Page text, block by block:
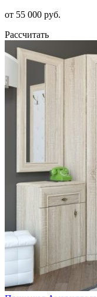
от 55 000 руб.
Рассчитать